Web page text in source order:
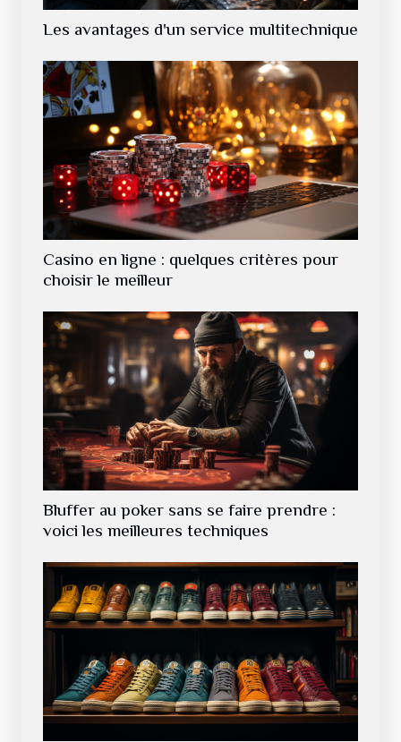
Les avantages d'un service multitechnique
Casino en ligne : quelques critères pour
choisir le meilleur
Bluffer au poker sans se faire prendre :
voici les meilleures techniques